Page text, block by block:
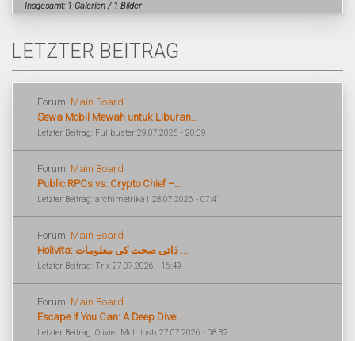
Insgesamt: 1 Galerien / 1 Bilder
LETZTER BEITRAG
Forum: Main Board
Sewa Mobil Mewah untuk Liburan...
Letzter Beitrag: Fullbuster 29.07.2026 - 20:09
Forum: Main Board
Public RPCs vs. Crypto Chief –...
Letzter Beitrag: archimetrika1 28.07.2026 - 07:41
Forum: Main Board
Holivita: ذاتی صحت کی معلومات ...
Letzter Beitrag: Trix 27.07.2026 - 16:49
Forum: Main Board
Escape If You Can: A Deep Dive...
Letzter Beitrag: Olivier McIntosh 27.07.2026 - 08:32